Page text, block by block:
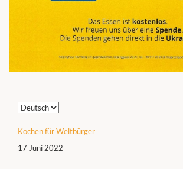
Sprache
Kochen für Weltbürger
17 Juni 2022